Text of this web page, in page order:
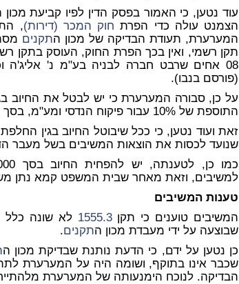
עוד נטען, כי האמור בפסק הדין לפיו קביעת מכון
הצמנט עולה כדי הפרת חוק המכר (דירות)
המערערת, תעודת הבדיקה של מכון התקנים
(פורסם בנבו).
על כן, סבורה המערערת כי יש לבטל את החיוב
התוספת של 10% עבור פיקוח הנדסי ומע"מ, בסך כולל של 43,758 ₪.
שנועד לכסות את הוצאות המשיבים בשל מעבר ה
למשיבים, וזאת מאחר שבית המשפט קמא נתן
טענות המשיבים
המשיבים טוענים כי תקן1555.3
שבוצעה על ידי מעבדת מכון התקנים.
כן נטען על ידם, כי הדעת נותנת שבדיקת מכון ה
שכבר אינו בתוקף, ושומה היה על המערערת
הבדיקה. לנוכח הימנעותה של המערערת